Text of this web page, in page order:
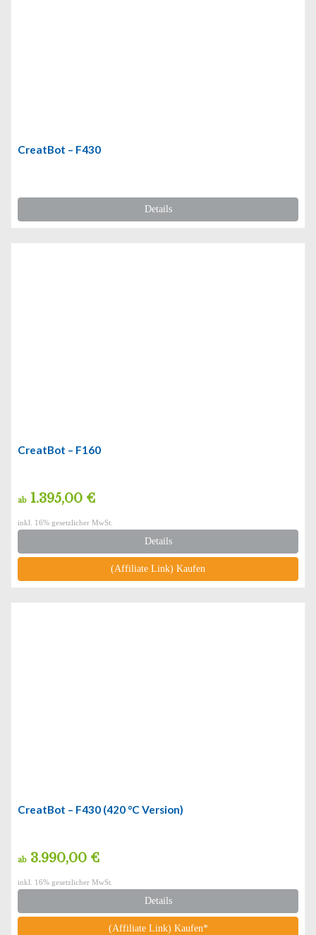
CreatBot – F430
Details
CreatBot – F160
ab 1.395,00 €
inkl. 16% gesetzlicher MwSt.
Details
(Affiliate Link) Kaufen
CreatBot – F430 (420 °C Version)
ab 3.990,00 €
inkl. 16% gesetzlicher MwSt.
Details
(Affiliate Link) Kaufen*